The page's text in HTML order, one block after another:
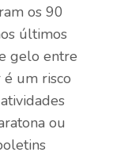
os 90
últimos
gelo entre
é um risco
ou